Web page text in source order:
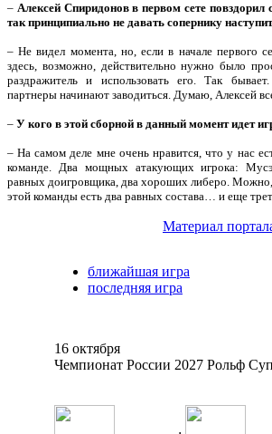
– Алексей Спиридонов в первом сете
так принципиально не давать сопернику
– Не видел момента, но, если в начале первого
здесь, возможно, действительно нужно было
раздражитель и использовать его. Так
партнеры начинают заводиться. Думаю, Алексей
– У кого в этой сборной в данный момент идет
– На самом деле мне очень нравится, что у нас
команде. Два мощных атакующих игрока:
равных доигровщика, два хороших либеро. Можно,
этой команды есть два равных состава… и еще
Материал
ближайшая игра
последняя игра
16 октября
Чемпионат России 2027 Рольф